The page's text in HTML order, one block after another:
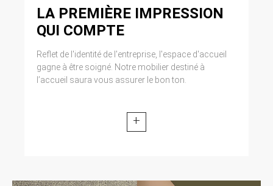
LA PREMIÈRE IMPRESSION
QUI COMPTE
Reflet de l'identité de l'entreprise, l'espace d'accueil
gagne à être soigné. Notre mobilier destiné à
l’accueil saura vous assurer le bon ton.
+